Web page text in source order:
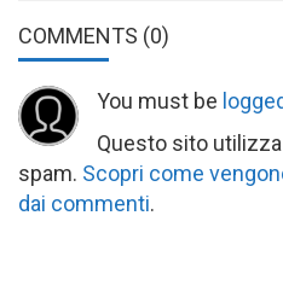
COMMENTS (0)
You must be
Questo sito
spam. Scopri come
dai commenti.